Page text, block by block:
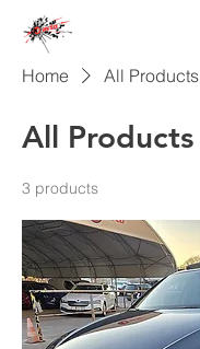
Home All Products
All Products
3 products